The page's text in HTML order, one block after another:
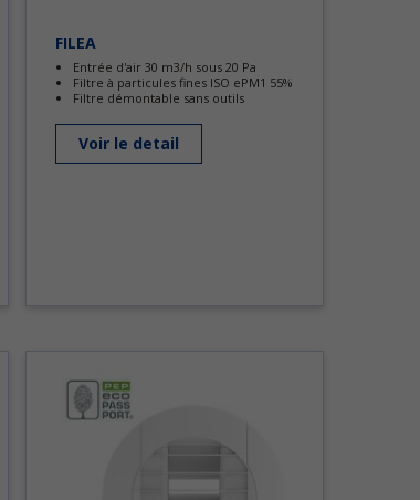
FILEA
Entrée d'air 30 m3/h sous 20 Pa
Filtre à particules fines ISO ePM1 55%
Filtre démontable sans outils
Voir le detail